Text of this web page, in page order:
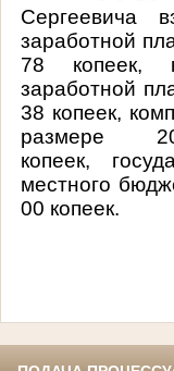
Сергеевича
заработной
78 копеек,
заработной
38 копеек,
размере
копеек,
местного
00 копеек.